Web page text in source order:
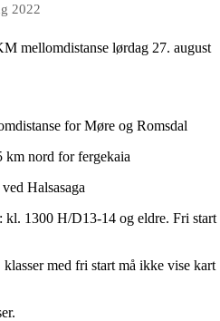
2022
mellomdistanse lørdag 27. august
for Møre og Romsdal
km nord for fergekaia
Halsasaga
kl. 1300 H/D13-14 og eldre. Fri start
med fri start må ikke vise kart